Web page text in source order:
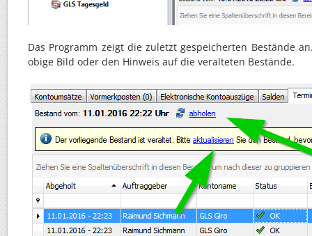
Das Programm zeigt die zuletzt gespeicherten Bestände
obige Bild oder den Hinweis auf die veralteten Bestände.